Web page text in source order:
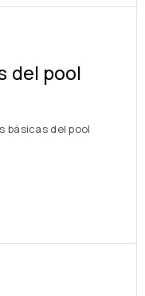
del pool
básicas del pool